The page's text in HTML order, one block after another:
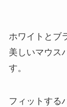
ホワイトとブ
美しいマウス
す。
フィットする